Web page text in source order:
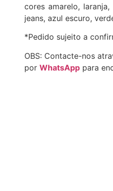
cores amarelo,
jeans, azul escuro,
*Pedido sujeito a
OBS: Contacte-nos
por WhatsApp para